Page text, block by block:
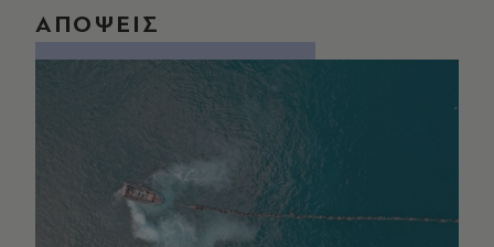
ΑΠΟΨΕΙΣ